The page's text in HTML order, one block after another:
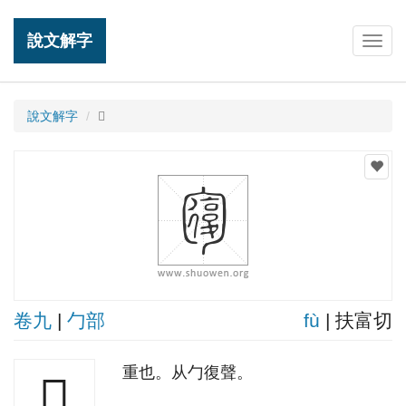
說文解字
說文解字 𠣾
卷九 | 勹部 fù | 扶富切
重也。从勹復聲。